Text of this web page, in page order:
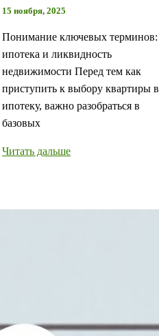
15 ноября, 2025
Понимание ключевых терминов:
ипотека и ликвидность
недвижимости Перед тем как
приступить к выбору квартиры в
ипотеку, важно разобраться в
базовых
Как
недвижимости
Читать дальше